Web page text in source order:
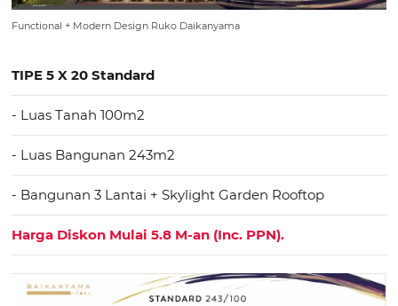
Functional + Modern Design Ruko Daikanyama
TIPE 5 X 20 Standard
- Luas Tanah 100m2
- Luas Bangunan 243m2
- Bangunan 3 Lantai + Skylight Garden Rooftop
Harga Diskon Mulai 5.8 M-an (Inc. PPN).